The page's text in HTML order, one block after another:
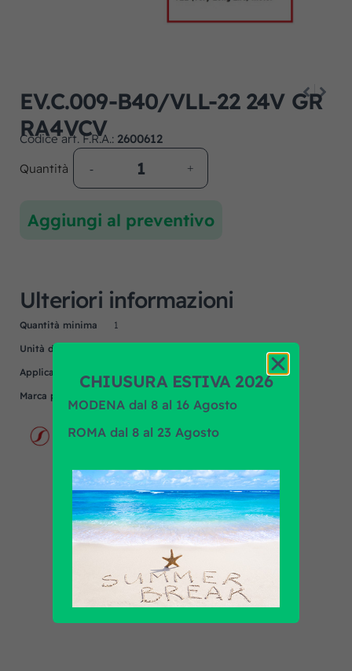
EV.C.009-B40/VLL-22 24V GR
RA4VCV
Codice art. F.R.A.: 2600612
Quantità
Aggiungi al preventivo
Ulteriori informazioni
Quantità minima
1
Unità di misura
Applicazione
IVECO, MAN, MERCEDES, SCANIA
Marca prodotto
Scopri tutti i prodotti
CHIUSURA ESTIVA 2026
MODENA dal 8 al 16 Agosto
ROMA dal 8 al 23 Agosto